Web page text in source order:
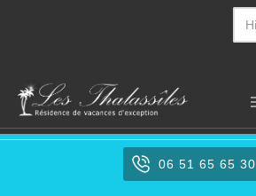
springen
06 51 65 65 30